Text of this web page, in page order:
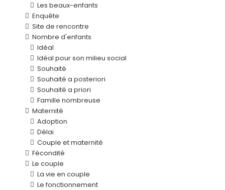
Les beaux-enfants
Enquête
Site de rencontre
Nombre d'enfants
Idéal
Idéal pour son milieu social
Souhaité
Souhaité a posteriori
Souhaité a priori
Famille nombreuse
Maternité
Adoption
Délai
Couple et maternité
Fécondité
Le couple
La vie en couple
Le fonctionnement